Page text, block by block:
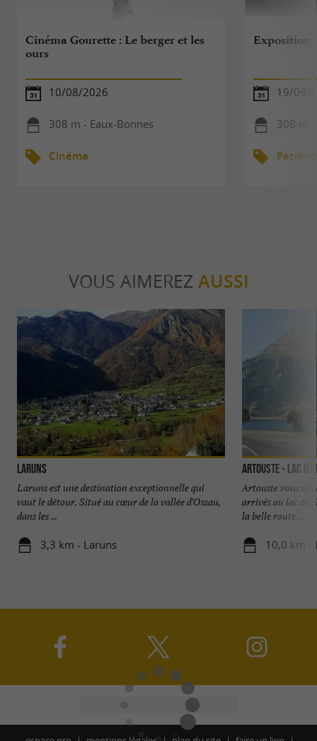
Cinéma Gourette : Le berger et les
ours
10/08/2026
308 m - Eaux-Bonnes
Cinéma
Exposition
19/09/
308 m -
VOUS AIMEREZ AUSSI
Laruns
Laruns est une destination exceptionnelle qui
vaut le détour. Situé au cœur de la vallée d'Ossau,
dans les ...
3,3 km - Laruns
Artouste - Lac
Artouste vous
arrivés au lac de
la belle route ...
10,0 km -